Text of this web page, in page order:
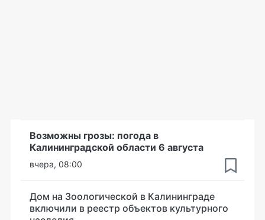
Возможны грозы: погода в
Калининградской области 6 августа
вчера, 08:00
Дом на Зоологической в Калининграде
включили в реестр объектов культурного